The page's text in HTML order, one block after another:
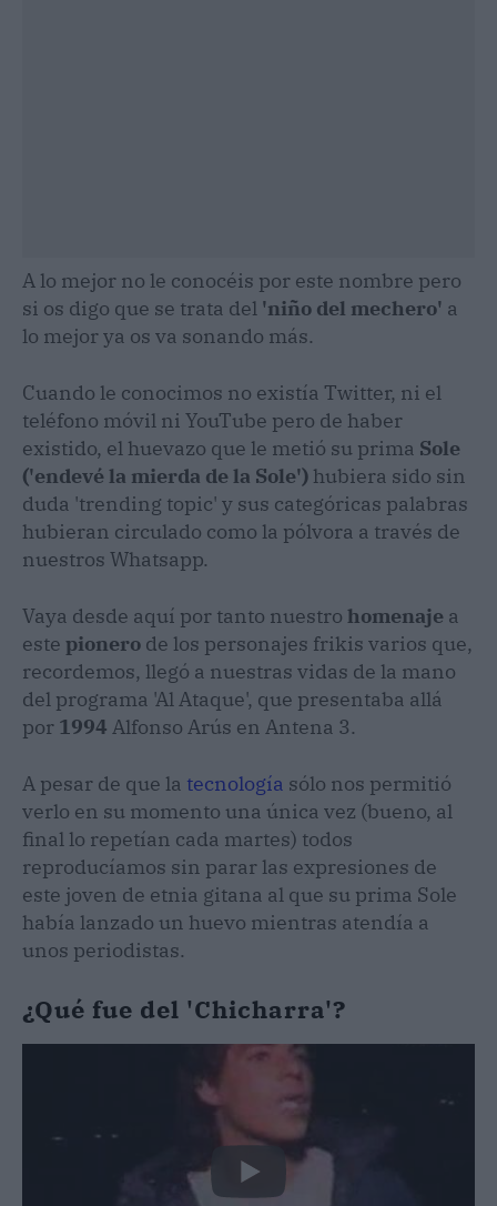
A lo mejor no le conocéis por este nombre pero
si os digo que se trata del 'niño del mechero' a
lo mejor ya os va sonando más.
Cuando le conocimos no existía Twitter, ni el
teléfono móvil ni YouTube pero de haber
existido, el huevazo que le metió su prima Sole
('endevé la mierda de la Sole') hubiera sido sin
duda 'trending topic' y sus categóricas palabras
hubieran circulado como la pólvora a través de
nuestros Whatsapp.
Vaya desde aquí por tanto nuestro homenaje a
este pionero de los personajes frikis varios que,
recordemos, llegó a nuestras vidas de la mano
del programa 'Al Ataque', que presentaba allá
por 1994 Alfonso Arús en Antena 3.
A pesar de que la tecnología sólo nos permitió
verlo en su momento una única vez (bueno, al
final lo repetían cada martes) todos
reproducíamos sin parar las expresiones de
este joven de etnia gitana al que su prima Sole
había lanzado un huevo mientras atendía a
unos periodistas.
¿Qué fue del 'Chicharra'?